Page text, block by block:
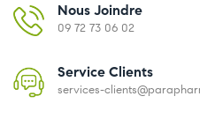
Nous Joindre
09 72 73 06 02
Service Clients
services-